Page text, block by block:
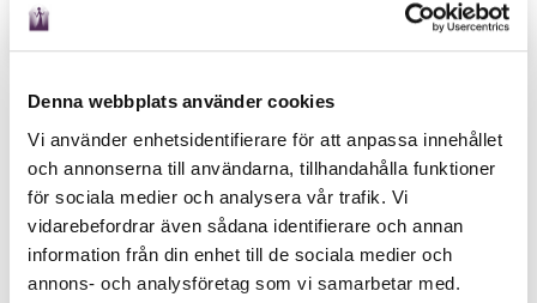
Denna webbplats använder cookies
Vi använder enhetsidentifierare för att anpassa innehållet
och annonserna till användarna, tillhandahålla funktioner
för sociala medier och analysera vår trafik. Vi
vidarebefordrar även sådana identifierare och annan
information från din enhet till de sociala medier och
annons- och analysföretag som vi samarbetar med.
När du ringer till Frida är hon fullt fokuserad på
dig där hon sitter i sitt vardagsrum. Frida är ett
kan hon förmedla healing från Änglarna.
Spådam Fridatar anhörigkontakt, och hon är
djurkommunikatör. Hon kan även få kontakt med
döda husdjur. Frida spår inte i sjukdom och död.
Hon letar inte efter saker, men kan hitta
bortsprungna djur.
Få SMS
RING KÖP BOKA SCHEMA
Ring någon av våra duktiga spådamer och låt de
besvara dina frågor oavsett om det gäller kärlek,
arbete eller budskap från universum.